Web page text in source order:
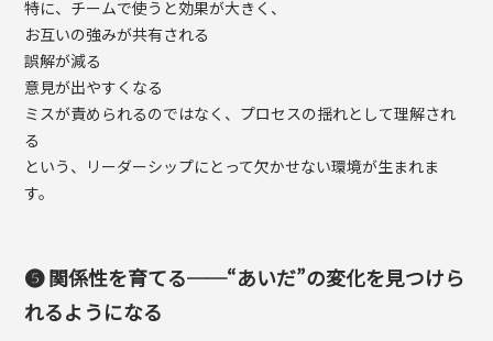
特に、チームで使うと効果が大きく、
お互いの強みが共有される
誤解が減る
意見が出やすくなる
ミスが責められるのではなく、プロセスの揺れとして理解され
る
という、リーダーシップにとって欠かせない環境が生まれま
す。
❺ 関係性を育てる──“あいだ”の変化を見つけら
れるようになる